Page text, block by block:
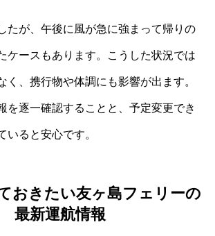
たが、午後に風が急に強まって帰りの
ケースもあります。こうした状況では
く、携行物や体調にも影響が出ます。
を逐一確認することと、予定変更でき
いると安心です。
おきたい友ヶ島フェリーの
最新運航情報